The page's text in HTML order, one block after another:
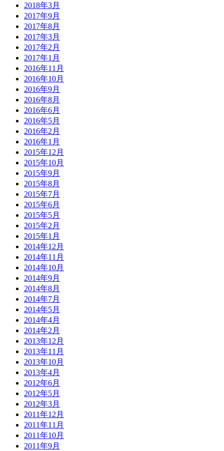
2018年3月
2017年9月
2017年8月
2017年3月
2017年2月
2017年1月
2016年11月
2016年10月
2016年9月
2016年8月
2016年6月
2016年5月
2016年2月
2016年1月
2015年12月
2015年10月
2015年9月
2015年8月
2015年7月
2015年6月
2015年5月
2015年2月
2015年1月
2014年12月
2014年11月
2014年10月
2014年9月
2014年8月
2014年7月
2014年5月
2014年4月
2014年2月
2013年12月
2013年11月
2013年10月
2013年4月
2012年6月
2012年5月
2012年3月
2011年12月
2011年11月
2011年10月
2011年9月